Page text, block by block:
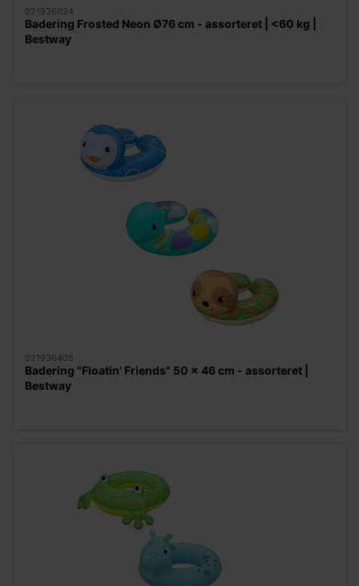
021936024
Badering Frosted Neon Ø76 cm - assorteret | <60 kg |
Bestway
021936405
Badering "Floatin' Friends" 50 x 46 cm - assorteret |
Bestway